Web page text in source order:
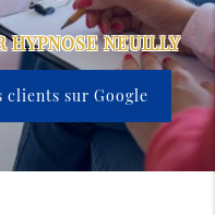
HYPNOSE NEUILLY
clients sur Google